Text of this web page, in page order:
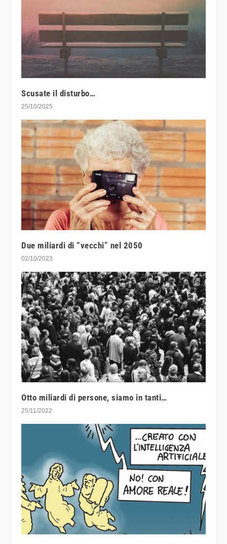
Scusate il disturbo…
25/10/2025
Due miliardi di “vecchi” nel 2050
02/10/2023
Otto miliardi di persone, siamo in tanti…
25/11/2022